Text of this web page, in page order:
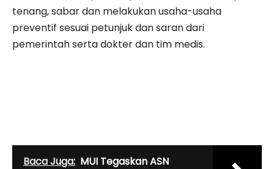
tenang, sabar dan melakukan usaha-usaha
preventif sesuai petunjuk dan saran dari
pemerintah serta dokter dan tim medis.
Baca Juga: MUI Tegaskan ASN